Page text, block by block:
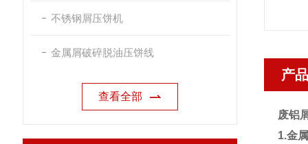
不锈钢屑压饼机
金属屑破碎脱油压饼线
查看全部
产
废铝
1.金